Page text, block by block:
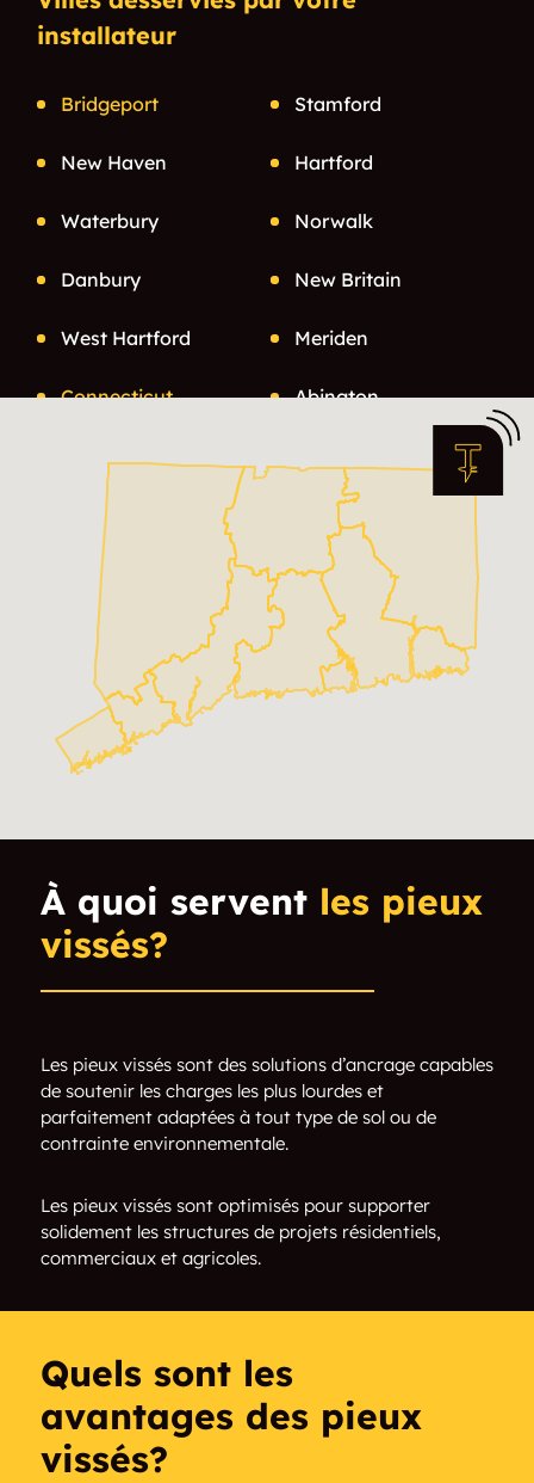
installateur
Bridgeport Stamford
New Haven Hartford
Waterbury Norwalk
Danbury New Britain
West Hartford Meriden
Connecticut Abington
Allingtown Allyns Point
Almyville Amesville
Amston Andover
Ansonia Ashford
Aspetuck
Connecticut Baileyville
Barkhamsted Barry Square
Bayview
Beaver Hills Beaverbrook
Belltown
Berlin
À quoi serventles pieux
vissés?
Les pieux vissés sont des solutions d’ancrage capables
de soutenir les charges les plus lourdes et
parfaitement adaptées à tout type de sol ou de
contrainte environnementale.
Les pieux vissés sont optimisés pour supporter
solidement les structures de projets résidentiels,
commerciaux et agricoles.
Quels sont les
avantages des pieux
vissés?